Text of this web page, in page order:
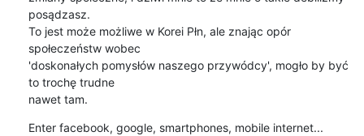
posądzasz.
To jest może możliwe w Korei Płn, ale znając opór
społeczeństw wobec
'doskonałych pomysłów naszego przywódcy', mogło by być
to trochę trudne
nawet tam.
Enter facebook, google, smartphones, mobile internet...